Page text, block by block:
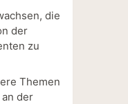
die
der
zu
Themen
der